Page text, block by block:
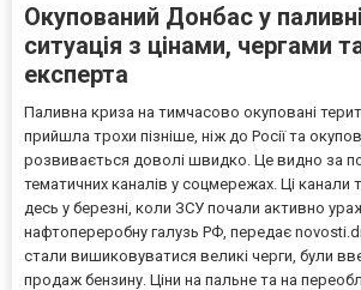
Окупований Донбас у
ситуація з цінами, чергами
експерта
Паливна криза на тимчасово окуповані
прийшла трохи пізніше, ніж до Росії та
розвивається доволі швидко. Це видно за
тематичних каналів у соцмережах. Ці канали
десь у березні, коли ЗСУ почали активно
нафтопереробну галузь РФ, передає
стали вишиковуватися великі черги, були
продаж бензину. Ціни на пальне та на